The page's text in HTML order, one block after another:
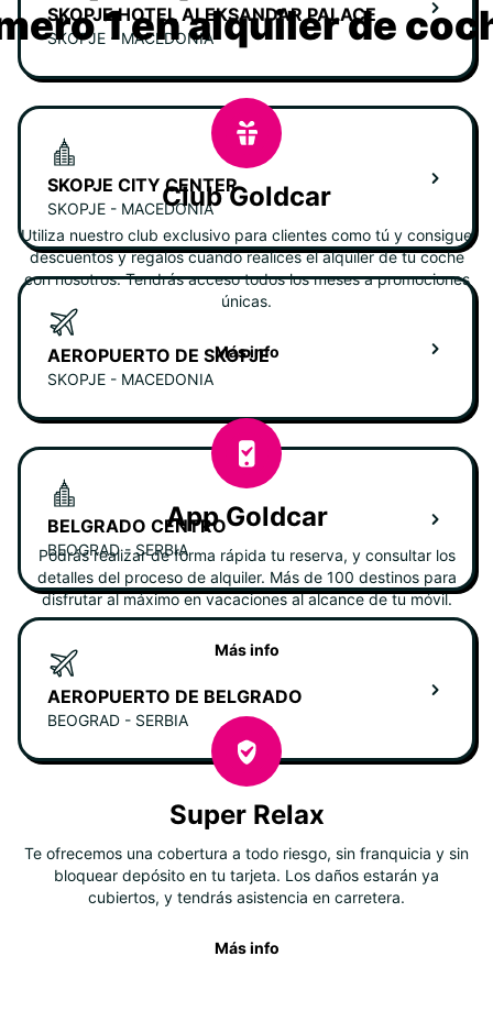
SKOPJE HOTEL ALEKSANDAR PALACE
SKOPJE - MACEDONIA
SKOPJE CITY CENTER
SKOPJE - MACEDONIA
AEROPUERTO DE SKOPJE
SKOPJE - MACEDONIA
BELGRADO CENTRO
BEOGRAD - SERBIA
AEROPUERTO DE BELGRADO
BEOGRAD - SERBIA
1 en alquiler de
Club Goldcar
Utiliza nuestro club exclusivo para clientes como tú y consigue
descuentos y regalos cuando realices el alquiler de tu coche
con nosotros. Tendrás acceso todos los meses a promociones
únicas.
Más info
App Goldcar
Podrás realizar de forma rápida tu reserva, y consultar los
detalles del proceso de alquiler. Más de 100 destinos para
disfrutar al máximo en vacaciones al alcance de tu móvil.
Más info
Super Relax
Te ofrecemos una cobertura a todo riesgo, sin franquicia y sin
bloquear depósito en tu tarjeta. Los daños estarán ya
cubiertos, y tendrás asistencia en carretera.
Más info